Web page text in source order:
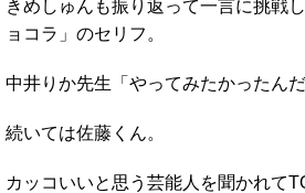
きめしゅんも振り返って一言に挑戦
ョコラ」のセリフ。
中井りか先生「やってみたかったんだ
続いては佐藤くん。
カッコいいと思う芸能人を聞かれて